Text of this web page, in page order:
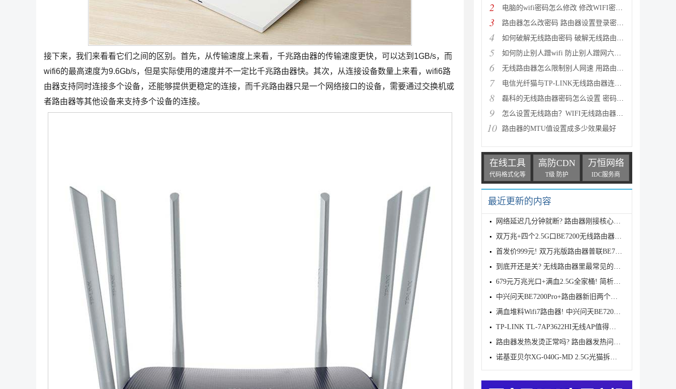
接下来，我们来看看它们之间的区别。首先，从传输速度上来看，千兆路由器的传输速度更快，可以达到1GB/s，而
wifi6的最高速度为9.6Gb/s，但是实际使用的速度并不一定比千兆路由器快。其次，从连接设备数量上来看，wifi6路
由器支持同时连接多个设备，还能够提供更稳定的连接，而千兆路由器只是一个网络接口的设备，需要通过交换机或
者路由器等其他设备来支持多个设备的连接。
2 电脑的wifi密码怎么修改 修改WIFI密码的方法
3 路由器怎么改密码 路由器设置登录密码及修改无线密码
4 如何破解无线路由密码 破解无线路由密码蹭网的详细图
5 如何防止别人蹭wifi 防止别人蹭网六种方法介绍
6 无线路由器怎么限制别人网速 用路由器控制别人网速图
7 电信光纤猫与TP-LINK无线路由器连接设置向导图文详细
8 磊科的无线路由器密码怎么设置 密码设置方法图文介绍
9 怎么设置无线路由？WIFI无线路由器入门设置教程
10 路由器的MTU值设置成多少效果最好
在线工具
代码格式化等
高防CDN
T级 防护
万恒网络
IDC服务商
最近更新的内容
网络延迟几分钟就断? 路由器刚接核心交换机正常几分钟
双万兆+四个2.5G口BE7200无线路由器! 普联TPLINK 7DR7
首发价999元! 双万兆版路由器普联BE7200发布
到底开还是关? 无线路由器里最常见的五个性能增强开关
679元万兆光口+满血2.5G全家桶! 简析中兴BE7200 MAX路
中兴问天BE7200Pro+路由器新旧两个版本有什么区别? 两
满血堆料Wifi7路由器! 中兴问天BE7200MAX拆机评测
TP-LINK TL-7AP3622HI无线AP值得购买吗? TL-7AP3622HI
路由器发热发烫正常吗? 路由器发热问题的原因分析和解
诺基亚贝尔XG-040G-MD 2.5G光猫拆解测评